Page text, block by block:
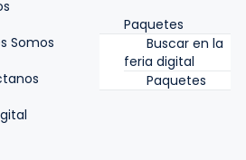
Somos
Paquetes
Buscar en la
feria digital
Paquetes